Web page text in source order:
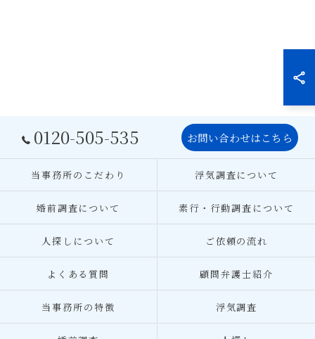
0120-505-535 お問い合わせはこちら
当事務所のこだわり 浮気調査について
婚前調査について 素行・行動調査について
人探しについて ご依頼の流れ
よくある質問 顧問弁護士紹介
当事務所の特徴 浮気調査